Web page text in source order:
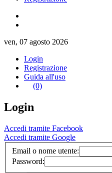
ven, 07 agosto 2026
Login
Registrazione
Guida all'uso
(0)
Login
Accedi tramite Facebook
Accedi tramite Google
Email o nome utente:
Password: